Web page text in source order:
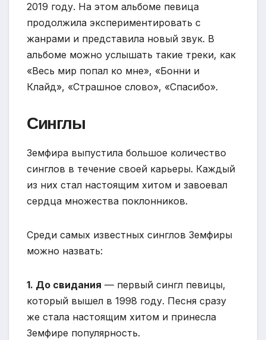
2019 году. На этом альбоме певица
продолжила экспериментировать с
жанрами и представила новый звук. В
альбоме можно услышать такие треки, как
«Весь мир попал ко мне», «Бонни и
Клайд», «Страшное слово», «Спасибо».
Синглы
Земфира выпустила большое количество
синглов в течение своей карьеры. Каждый
из них стал настоящим хитом и завоевал
сердца множества поклонников.
Среди самых известных синглов Земфиры
можно назвать:
1. До свидания — первый сингл певицы,
который вышел в 1998 году. Песня сразу
же стала настоящим хитом и принесла
Земфире популярность.